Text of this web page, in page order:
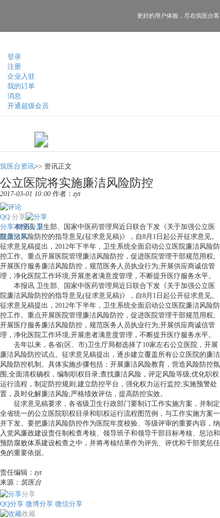
登录
注册
企业入驻
我的订单
消息
开通超级会员
更好的用户体验， 尽在筑医台
筑医台资讯>> 资讯正文
公立医院将实施廉洁风险防控
2017-03-01 10:00 作者： zyt
分享
QQ
分享 微博分享
微信分享
本报讯 卫生部、国家中医药管理局近日联合下发《关于加强公立医
院廉洁风险防控的指导意见(征求意见稿)》，自8月1日起公开征求意见。
征求意见稿提出，2012年下半年，卫生系统全面启动公立医院廉洁风险防
控工作。重点开展医院管理廉洁风险防控，促进医院管理干部规范用权;
开展医疗服务廉洁风险防控，规范医务人员执业行为;开展供应商诚信管
理，净化医院工作环境;开展患者满意度管理，不断提升医疗服务水平。
本报讯 卫生部、国家中医药管理局近日联合下发《关于加强公立医
院廉洁风险防控的指导意见(征求意见稿)》，自8月1日起公开征求意见。
征求意见稿提出，2012年下半年，卫生系统全面启动公立医院廉洁风险防
控工作。重点开展医院管理廉洁风险防控，促进医院管理干部规范用权;
开展医疗服务廉洁风险防控，规范医务人员执业行为;开展供应商诚信管
理，净化医院工作环境;开展患者满意度管理，不断提升医疗服务水平。
去年以来，各省(区、市)卫生厅局都选择了10家左右公立医院，开展
廉洁风险防控试点。征求意见稿提出，逐步建立覆盖所有公立医院的廉洁
风险防控机制。具体实施步骤包括：开展廉洁风险教育，营造风险防控氛
围;全面清权确权，编制职权目录;查找廉洁风险，评定风险等级;优化职权
运行流程，制定防控规则;建立防控平台，强化权力运行监控;实施预警处
置，及时化解廉洁风险;严格绩效评估，提高防控实效。
征求意见稿要求，各省级卫生行政部门要制订工作实施方案，并制定
全省统一的公立医院职权目录和职权运行流程图范例，与工作实施方案一
并下发。要把廉洁风险防控作为医院年度校验、等级评审的重要内容，纳
入党风廉政建设责任制检查考核、领导班子和领导干部目标考核、惩治和
预防腐败体系建设检查之中，并将考核结果作为评先、评优和干部奖惩任
免的重要依据。
责任编辑： zyt
来源： 筑医台
分享
QQ分享 微博分享 微信分享
收藏